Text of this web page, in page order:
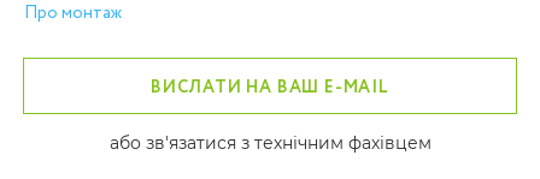
Про монтаж
ВИСЛАТИ НА ВАШ E-MAIL
або зв'язатися з технічним фахівцем